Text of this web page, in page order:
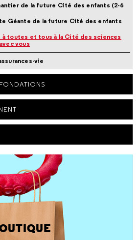
de la future Cité des enfants (2-6
Géante de la future Cité des enfants
à toutes et tous à la Cité des sciences
vous
vie